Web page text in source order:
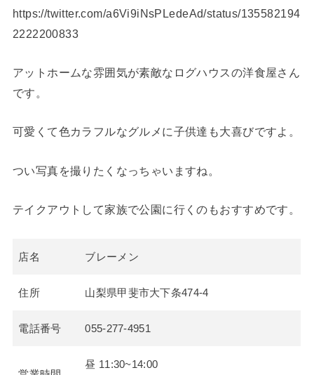
https://twitter.com/a6Vi9iNsPLedeAd/status/135582194
2222200833
アットホームな雰囲気が素敵なログハウスの洋食屋さん
です。
可愛くて色カラフルなグルメに子供達も大喜びですよ。
つい写真を撮りたくなっちゃいますね。
テイクアウトして家族で公園に行くのもおすすめです。
店名 ブレーメン
住所 山梨県甲斐市大下条474-4
電話番号 055-277-4951
昼 11:30~14:00